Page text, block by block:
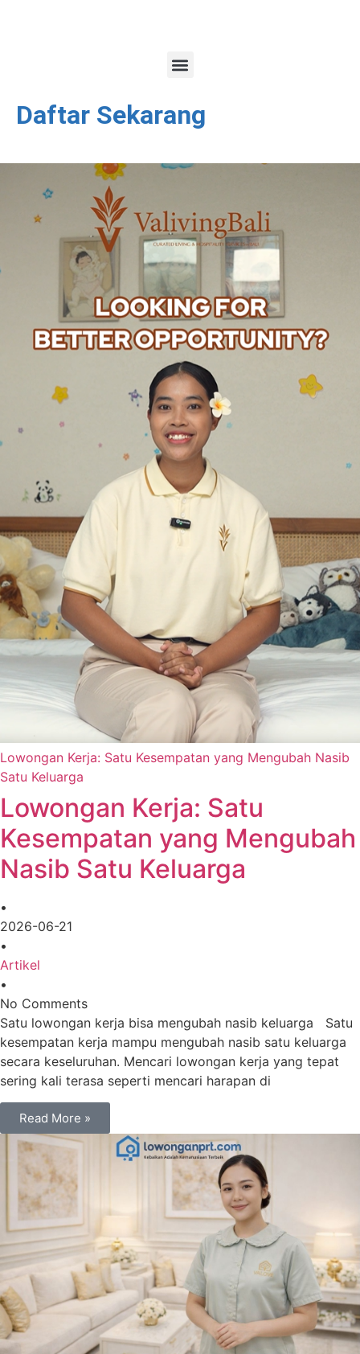
Daftar Sekarang
Lowongan Kerja: Satu Kesempatan yang Mengubah Nasib
Satu Keluarga
Lowongan Kerja: Satu
Kesempatan yang Mengubah
Nasib Satu Keluarga
•
2026-06-21
•
Artikel
•
No Comments
Satu lowongan kerja bisa mengubah nasib keluarga Satu
kesempatan kerja mampu mengubah nasib satu keluarga
secara keseluruhan. Mencari lowongan kerja yang tepat
sering kali terasa seperti mencari harapan di
Read More »